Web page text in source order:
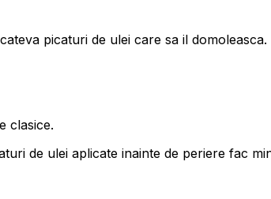
picaturi de ulei care sa il domoleasca.
clasice.
de ulei aplicate inainte de periere fac